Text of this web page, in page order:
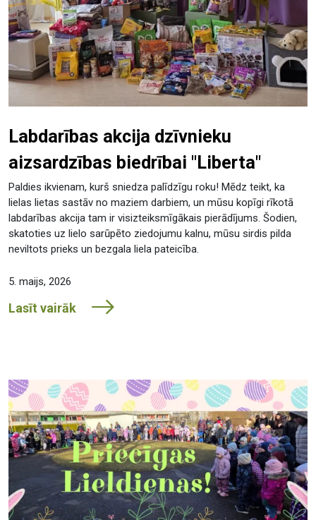
Labdarības akcija dzīvnieku
aizsardzības biedrībai "Liberta"
Paldies ikvienam, kurš sniedza palīdzīgu roku! Mēdz teikt, ka
lielas lietas sastāv no maziem darbiem, un mūsu kopīgi rīkotā
labdarības akcija tam ir visizteiksmīgākais pierādījums. Šodien,
skatoties uz lielo sarūpēto ziedojumu kalnu, mūsu sirdis pilda
neviltots prieks un bezgala liela pateicība.
5. maijs, 2026
Lasīt vairāk